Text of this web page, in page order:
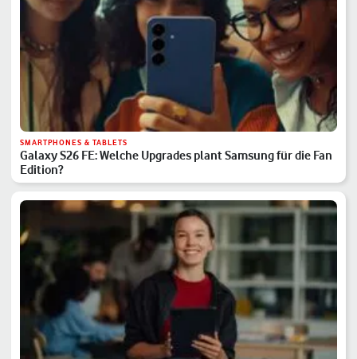
SMARTPHONES & TABLETS
Galaxy S26 FE: Welche Upgrades plant Samsung für die Fan
Edition?